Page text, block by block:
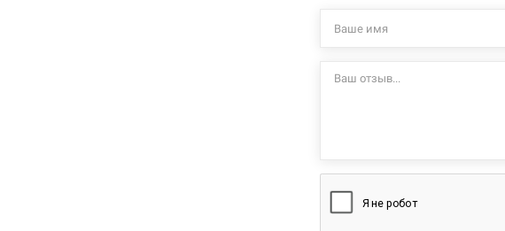
BLANCO Смеситель для кухни однорычажный KANO хром/
однорычажный